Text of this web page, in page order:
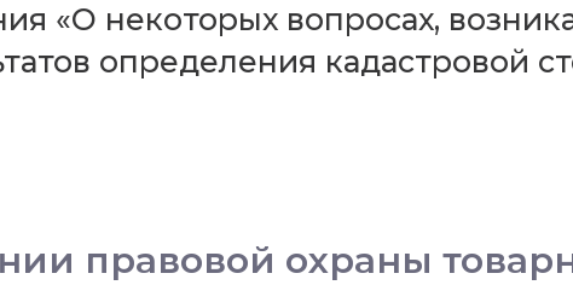
«О некоторых вопросах,
определения кадастровой
правовой охраны